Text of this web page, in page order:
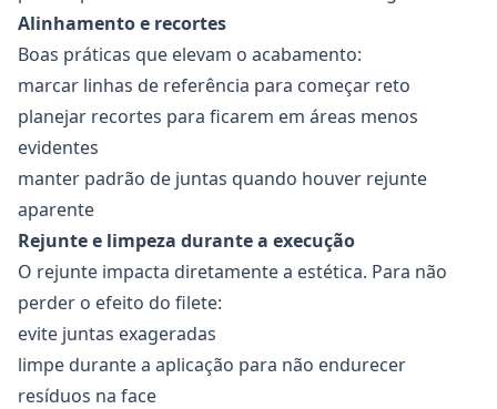
Alinhamento e recortes
Boas práticas que elevam o acabamento:
marcar linhas de referência para começar reto
planejar recortes para ficarem em áreas menos
evidentes
manter padrão de juntas quando houver rejunte
aparente
Rejunte e limpeza durante a execução
O rejunte impacta diretamente a estética. Para não
perder o efeito do filete:
evite juntas exageradas
limpe durante a aplicação para não endurecer
resíduos na face